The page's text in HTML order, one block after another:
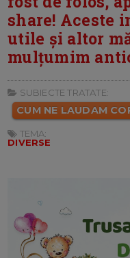
share! Aceste
utile și altor
mulțumim
SUBIECTE TRATATE:
CUM NE LAUDAM
TEMA:
DIVERSE